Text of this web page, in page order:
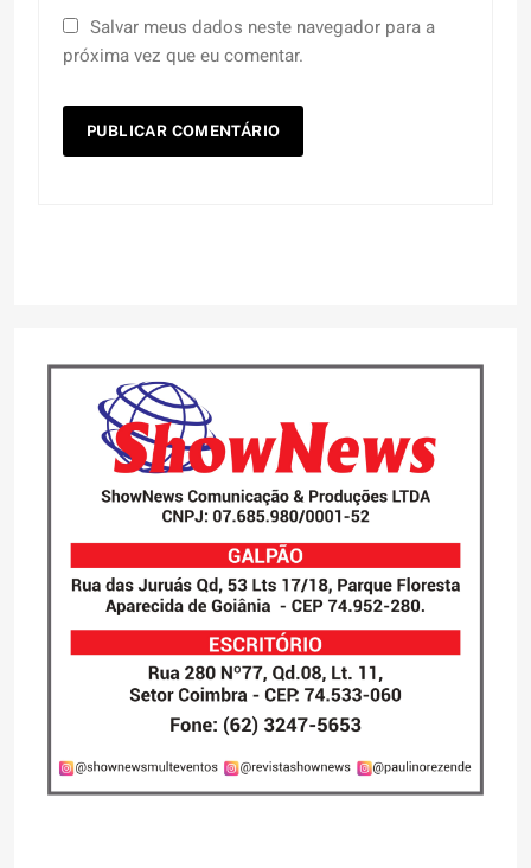
Salvar meus dados neste navegador para a
próxima vez que eu comentar.